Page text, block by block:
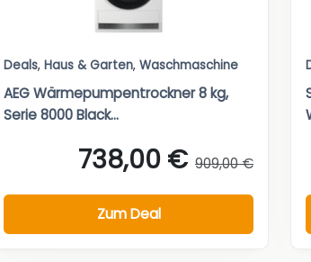
Deals, Haus & Garten, Waschmaschine
AEG Wärmepumpentrockner 8 kg,
Serie 8000 Black...
738,00 € 909,00 €
Zum Deal